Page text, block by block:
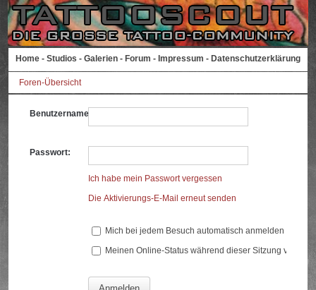
Home - Studios - Galerien - Forum - Impressum - Datenschutzerklärung
Foren-Übersicht
Benutzername:
Passwort:
Ich habe mein Passwort vergessen
Die Aktivierungs-E-Mail erneut senden
Mich bei jedem Besuch automatisch anmelden
Meinen Online-Status während dieser Sitzung